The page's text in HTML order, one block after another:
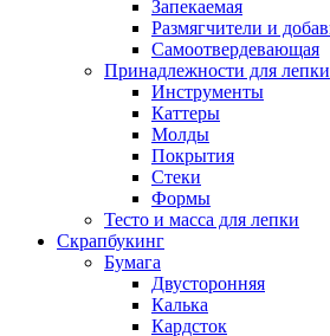
Запекаемая
Размягчители и
Самоотвердевающая
Принадлежности для лепки
Инструменты
Каттеры
Молды
Покрытия
Стеки
Формы
Тесто и масса для лепки
Скрапбукинг
Бумага
Двусторонняя
Калька
Кардсток